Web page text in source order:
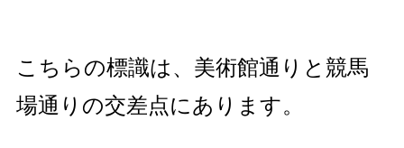
こちらの標識は、美術館通りと競馬
場通りの交差点にあります。